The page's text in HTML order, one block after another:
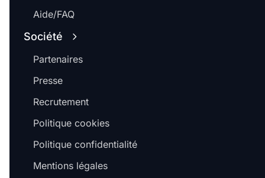
Aide/FAQ
Société
Partenaires
Presse
Recrutement
Politique cookies
Politique confidentialité
Mentions légales